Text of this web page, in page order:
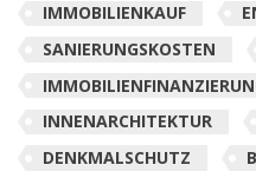
IMMOBILIENKAUF
SANIERUNGSKOSTEN
INNENARCHITEKTUR
DENKMALSCHUTZ